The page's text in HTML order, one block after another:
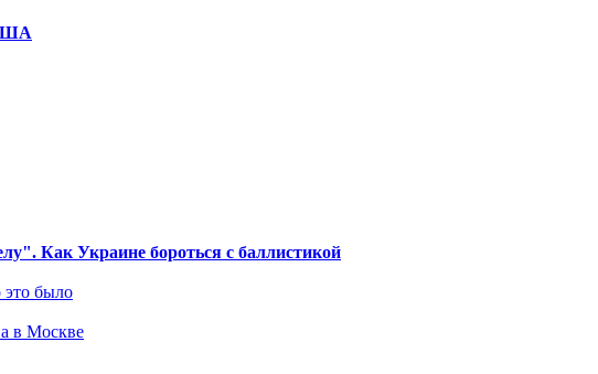
Как Украине бороться с баллистикой
это было
в Москве